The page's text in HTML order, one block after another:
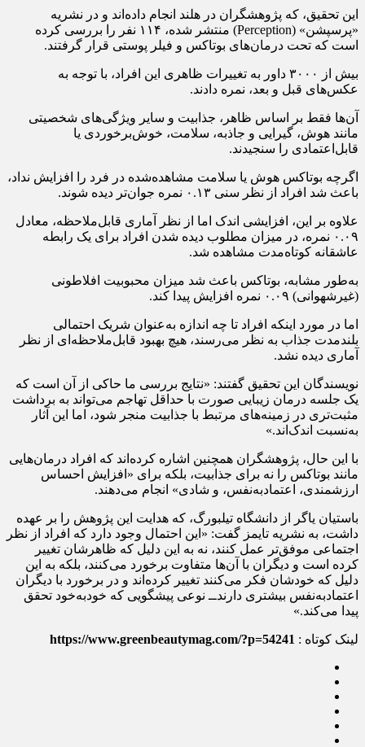
این تحقیق، که پژوهشگران در هلند انجام داده‌اند و در نشریه
«پرسپشن» (Perception) منتشر شده، ۱۱۴ نفر را بررسی کرده
است که تحت درمان‌های بوتاکس و فیلر پوستی قرار گرفتند.
بیش از ۳۰۰۰ داور به تغییرات ظاهری این افراد، با توجه به
عکس‌های قبل و بعد، نمره دادند.
آن‌ها فقط بر اساس ظاهر، جذابیت و سایر ویژگی‌های شخصیتی
مانند هوش، گیرایی و جاذبه، سلامت، خوش‌برخوردی یا
قابل‌اعتمادی را سنجیدند.
اگرچه بوتاکس هوش یا سلامت مشاهده‌شده در فرد را افزایش نداد،
باعث شد افراد از نظر سنی ۰.۱۳ نمره جوان‌تر دیده شوند.
علاوه بر این، افزایشی اندک اما از نظر آماری قابل‌ملاحظه، معادل
۰.۰۹ نمره، در میزان مطلوب دیده شدن افراد برای یک رابطه‌
عاشقانه‌ کوتاه‌مدت مشاهده شد.
به‌طور مشابه، بوتاکس باعث شد میزان محبوبیت افلاطونی
(غیرشهوانی) ۰.۰۹ نمره افزایش پیدا کند.
اما در مورد اینکه افراد تا چه اندازه به‌عنوان شریک احتمالی
بلندمدت جذاب به نظر می‌رسند، هیچ بهبود قابل‌ملاحظه‌ای از نظر
آماری دیده نشد.
نویسندگان این تحقیق گفتند: «نتایج بررسی ما حاکی از آن است که
یک جلسه درمان زیبایی صورت با حداقل تهاجم می‌تواند به برداشت
مثبت‌تری در زمینه‌های مرتبط با جذابیت منجر شود، اما این آثار
به‌نسبت اندک‌اند.»
با این حال، پژوهشگران همچنین اشاره کرده‌اند که افراد درمان‌هایی
مانند بوتاکس را نه برای جذابیت، بلکه برای «افزایش احساس
ارزشمندی، اعتماد‌به‌نفس، و شادی» انجام می‌دهند.
باستیان یاگر از دانشگاه تیلبورگ، که هدایت این پژوهش را بر عهده
داشت، به نشریه تایمز گفت: «این احتمال وجود دارد که افراد از نظر
اجتماعی موفق‌تر عمل ‌کنند، نه به این دلیل که ظاهرشان تغییر
کرده است و دیگران با آن‌ها متفاوت برخورد می‌کنند، بلکه به این
دلیل که خودشان فکر می‌کنند تغییر کرده‌اند و در برخورد با دیگران
اعتماد‌به‌نفس بیشتری دارند‌ــ نوعی پیشگویی که خودبه‌خود تحقق
پیدا می‌کند.»
لینک کوتاه : https://www.greenbeautymag.com/?p=54241